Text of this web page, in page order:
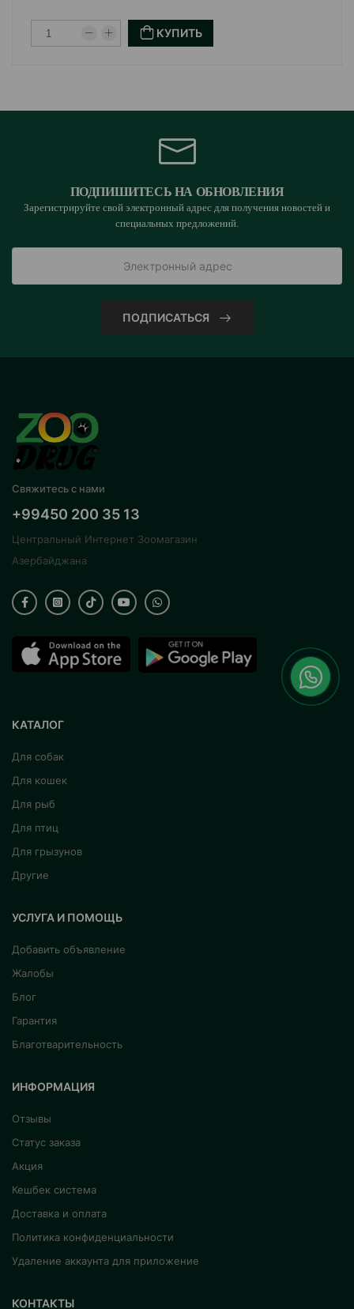
КУПИТЬ
ПОДПИШИТЕСЬ НА ОБНОВЛЕНИЯ
Зарегистрируйте свой электронный адрес для получения новостей и
специальных предложений.
ПОДПИСАТЬСЯ
Свяжитесь с нами
+99450 200 35 13
Центральный Интернет Зоомагазин
Азербайджана
КАТАЛОГ
Для собак
Для кошек
Для рыб
Для птиц
Для грызунов
Другие
УСЛУГА И ПОМОЩЬ
Добавить объявление
Жалобы
Блог
Гарантия
Благотварительность
ИНФОРМАЦИЯ
Отзывы
Статус заказа
Акция
Кешбек система
Доставка и оплата
Политика конфиденциальности
Удаление аккаунта для приложение
КОНТАКТЫ